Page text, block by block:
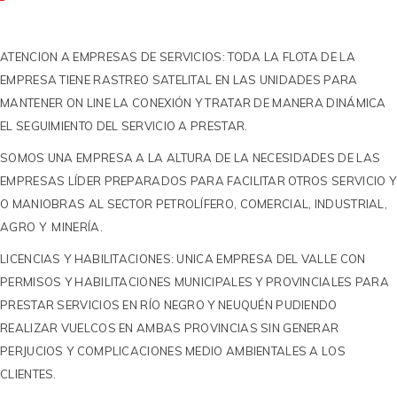
ATENCION A EMPRESAS DE SERVICIOS: TODA LA FLOTA DE LA
EMPRESA TIENE RASTREO SATELITAL EN LAS UNIDADES PARA
MANTENER ON LINE LA CONEXIÓN Y TRATAR DE MANERA DINÁMICA
EL SEGUIMIENTO DEL SERVICIO A PRESTAR.
SOMOS UNA EMPRESA A LA ALTURA DE LA NECESIDADES DE LAS
EMPRESAS LÍDER PREPARADOS PARA FACILITAR OTROS SERVICIO Y
O MANIOBRAS AL SECTOR PETROLÍFERO, COMERCIAL, INDUSTRIAL,
AGRO Y MINERÍA.
LICENCIAS Y HABILITACIONES: UNICA EMPRESA DEL VALLE CON
PERMISOS Y HABILITACIONES MUNICIPALES Y PROVINCIALES PARA
PRESTAR SERVICIOS EN RÍO NEGRO Y NEUQUÉN PUDIENDO
REALIZAR VUELCOS EN AMBAS PROVINCIAS SIN GENERAR
PERJUCIOS Y COMPLICACIONES MEDIO AMBIENTALES A LOS
CLIENTES.